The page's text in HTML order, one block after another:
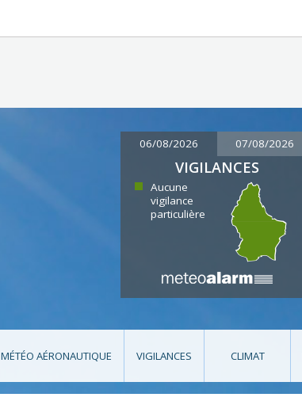
06/08/2026 07/08/2026
VIGILANCES
Aucune
vigilance
particulière
MÉTÉO AÉRONAUTIQUE VIGILANCES CLIMAT